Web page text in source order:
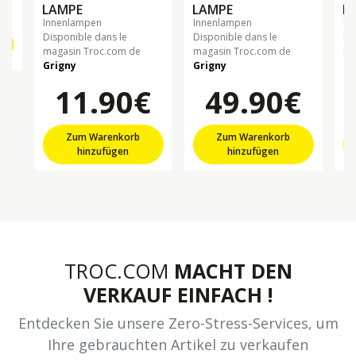
LAMPE
innenlampen
Disponible dans le
magasin Troc.com de
Grigny
11.90€
Zum Warenkorb
hinzufügen
LAMPE
innenlampen
Disponible dans le
magasin Troc.com de
Grigny
49.90€
Zum Warenkorb
hinzufügen
TROC.COM MACHT DEN
VERKAUF EINFACH !
Entdecken Sie unsere Zero-Stress-Services, um
Ihre gebrauchten Artikel zu verkaufen